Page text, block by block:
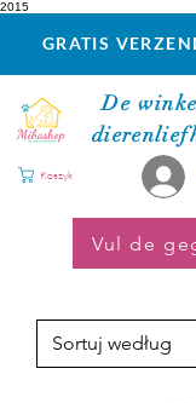
2015
GRATIS
De
Koszyk
Vul de